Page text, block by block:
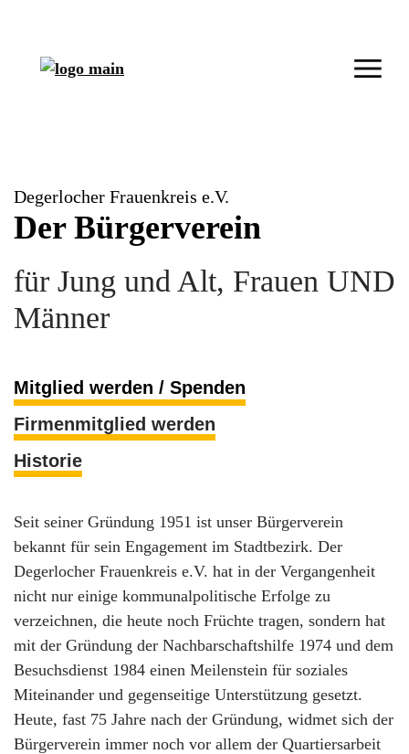
Degerlocher Frauenkreis e.V.
Der Bürgerverein
für Jung und Alt, Frauen UND
Männer
Mitglied werden / Spenden
Firmenmitglied werden
Historie
Seit seiner Gründung 1951 ist unser Bürgerverein
bekannt für sein Engagement im Stadtbezirk. Der
Degerlocher Frauenkreis e.V. hat in der Vergangenheit
nicht nur einige kommunalpolitische Erfolge zu
verzeichnen, die heute noch Früchte tragen, sondern hat
mit der Gründung der Nachbarschaftshilfe 1974 und dem
Besuchsdienst 1984 einen Meilenstein für soziales
Miteinander und gegenseitige Unterstützung gesetzt.
Heute, fast 75 Jahre nach der Gründung, widmet sich der
Bürgerverein immer noch vor allem der Quartiersarbeit